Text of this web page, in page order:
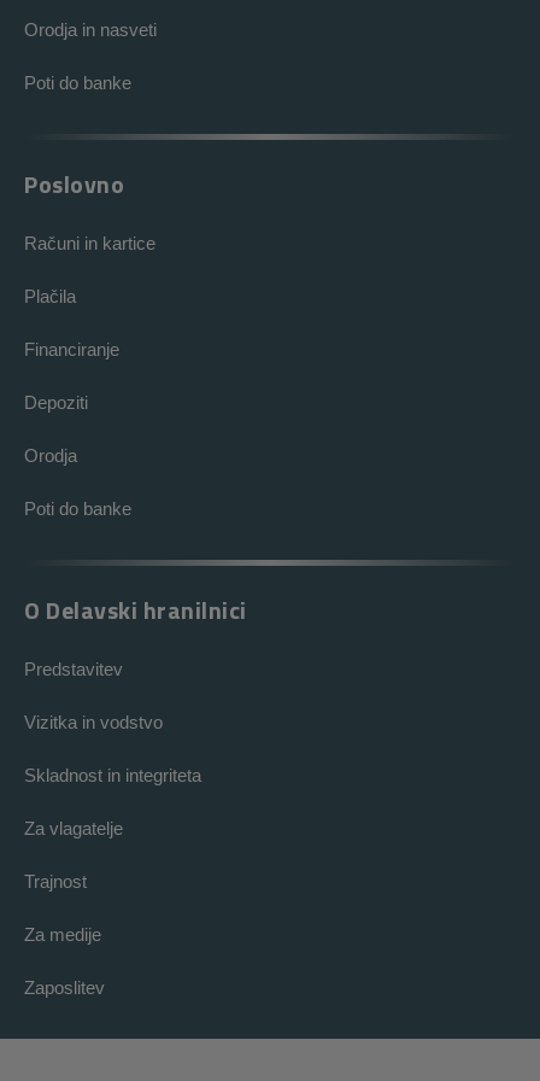
Orodja in nasveti
Poti do banke
Poslovno
Računi in kartice
Plačila
Financiranje
Depoziti
Orodja
Poti do banke
O Delavski hranilnici
Predstavitev
Vizitka in vodstvo
Skladnost in integriteta
Za vlagatelje
Trajnost
Za medije
Zaposlitev